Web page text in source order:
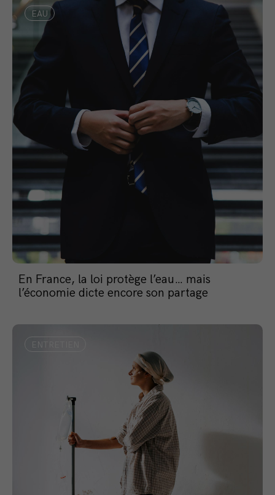
EAU
En France, la loi protège l’eau… mais
l’économie dicte encore son partage
ENTRETIEN